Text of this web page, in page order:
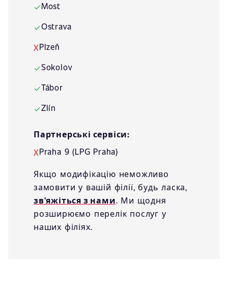
✓Most
✓Ostrava
XPlzeň
✓Sokolov
✓Tábor
✓Zlín
Партнерські сервіси:
XPraha 9 (LPG Praha)
Якщо модифікацію неможливо
замовити у вашій філії, будь ласка,
зв'яжіться з нами. Ми щодня
розширюємо перелік послуг у
наших філіях.